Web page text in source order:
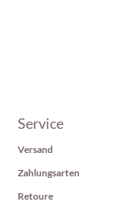
Service
Versand
Zahlungsarten
Retoure